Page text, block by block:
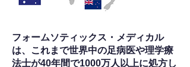
フォームソティックス・メディカル
は、これまで世界中の足病医や理学療
法士が40年間で1000万人以上に処方し